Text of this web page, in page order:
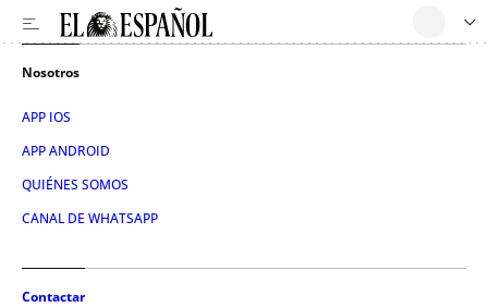
Nosotros
APP IOS
APP ANDROID
QUIÉNES SOMOS
CANAL DE WHATSAPP
Contactar